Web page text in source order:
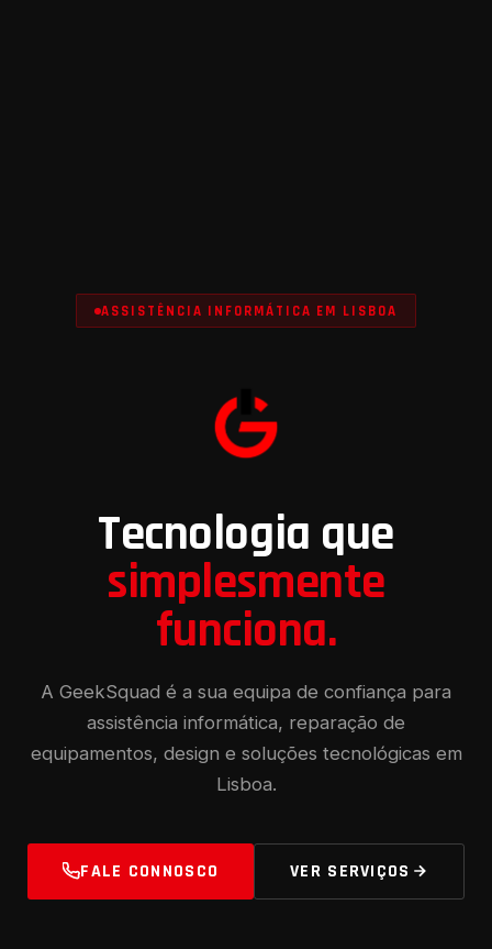
ASSISTÊNCIA INFORMÁTICA EM LISBOA
Tecnologia que
simplesmente
funciona.
A GeekSquad é a sua equipa de confiança para
assistência informática, reparação de
equipamentos, design e soluções tecnológicas em
Lisboa.
FALE CONNOSCO VER SERVIÇOS